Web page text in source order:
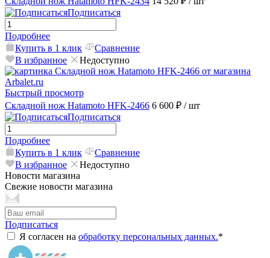
Подписаться
Подробнее
Купить в 1 клик
Сравнение
В избранное
Недоступно
Быстрый просмотр
Складной нож Hatamoto HFK-2466 6 600 ₽ / шт
Подписаться
Подробнее
Купить в 1 клик
Сравнение
В избранное
Недоступно
Новости магазина
Свежие новости магазина
Подписаться
Я согласен на обработку персональных данных.*